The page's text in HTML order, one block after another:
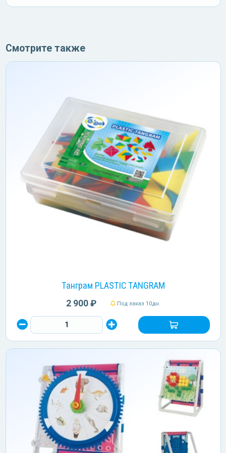
Смотрите также
Танграм PLASTIC TANGRAM
2 900 ₽ Под заказ 10дн.